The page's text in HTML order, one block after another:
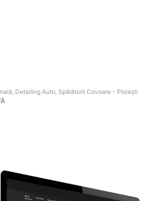
Detailing Auto, Spălătorii Covoare - Ploieşti